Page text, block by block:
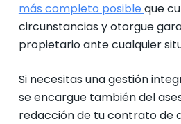
más completo posible que
circunstancias y otorgue
propietario ante cualquier
Si necesitas una gestión
se encargue también del
redacción de tu contrato de